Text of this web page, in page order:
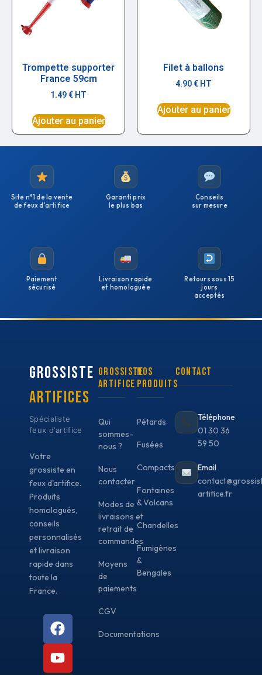
Trompette supporter
France 59cm
1.49€ HT
Ajouter au panier
Filet à ballons
4.90€ HT
Ajouter au panier
Site n°1 de la vente
de feux d'artifice
Garanti prix
le plus bas
Conseils
sur mesure
Paiement
sécurisé
Livraison rapide
et homologuée
Retours sous 15
jours
acceptés
GROSSISTE
ARTIFICES
Spécialiste
feux d'artifice
Votre
grossiste en
feux d'artifice.
Produits
homologués,
conseils
personnalisés
et livraison
rapide dans
toute la
France.
Grossiste
artifice
Qui
sommes-
nous ?
Nous
contacter
Modes de
livraisons et
retrait de
commandes
Moyens
de
paiements
CGV
Documentations
Nos
Produits
Pétards
Fusées
Compacts
Fontaines
& Volcans
Chandelles
Fumigènes
&
Bengales
Contact
Téléphone
01 30 36
59 50
Email
artifice.fr